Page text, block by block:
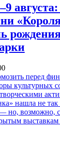
перед
культурных
нашла не
но, возможно,